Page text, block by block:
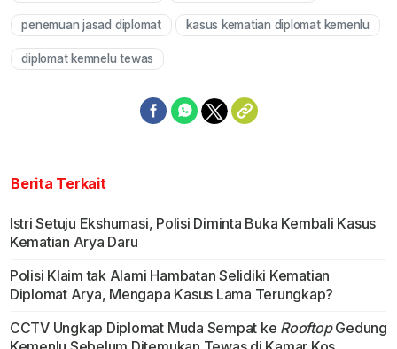
penemuan jasad diplomat kasus kematian diplomat kemenlu
diplomat kemnelu tewas
Berita Terkait
Istri Setuju Ekshumasi, Polisi Diminta Buka Kembali Kasus
Kematian Arya Daru
Polisi Klaim tak Alami Hambatan Selidiki Kematian
Diplomat Arya, Mengapa Kasus Lama Terungkap?
CCTV Ungkap Diplomat Muda Sempat ke RooftopGedung